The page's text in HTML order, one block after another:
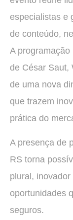
especialistas e
de conteúdo,
A
de César Saut,
de uma nova
que trazem
prática do
A presença de
RS torna
plural,
oportunidades
seguros.